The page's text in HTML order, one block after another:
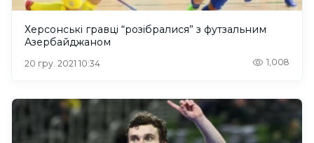
Херсонські гравці “розібралися” з футзальним
Азербайджаном
20 гру. 2021 10:34 1,008